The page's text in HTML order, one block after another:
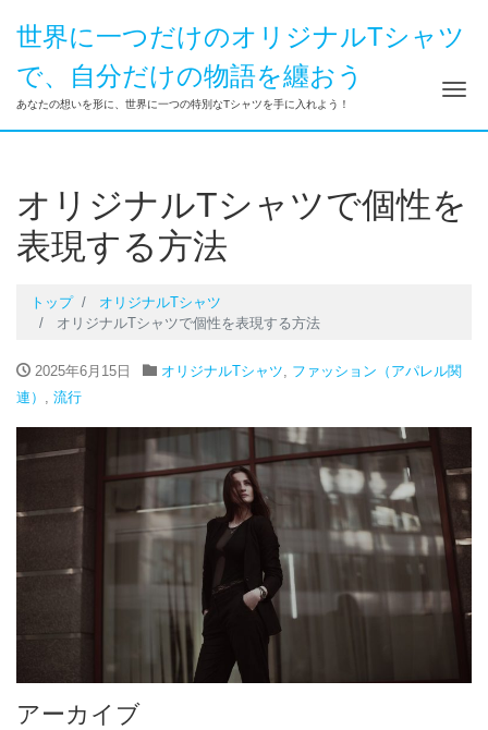
世界に一つだけのオリジナルTシャツ
で、自分だけの物語を纏おう
あなたの想いを形に、世界に一つの特別なTシャツを手に入れよう！ ナ
オリジナルTシャツで個性を
表現する方法
トップ
オリジナルTシャツ
オリジナルTシャツで個性を表現する方法
2025年6月15日 オリジナルTシャツ, ファッション（アパレル関
連） , 流行
アーカイブ